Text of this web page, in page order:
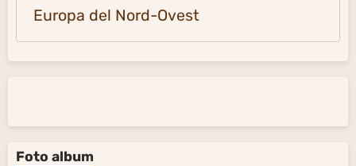
Europa del Nord-Ovest
Foto album